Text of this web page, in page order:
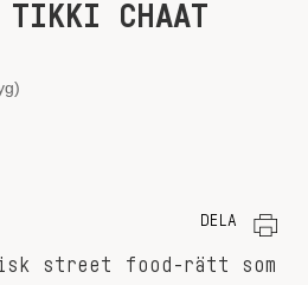
TIKKI CHAAT
DELA
street food-rätt som